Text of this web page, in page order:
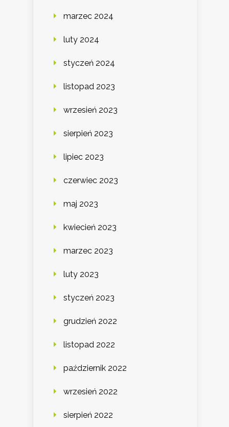
marzec 2024
luty 2024
styczeń 2024
listopad 2023
wrzesień 2023
sierpień 2023
lipiec 2023
czerwiec 2023
maj 2023
kwiecień 2023
marzec 2023
luty 2023
styczeń 2023
grudzień 2022
listopad 2022
październik 2022
wrzesień 2022
sierpień 2022